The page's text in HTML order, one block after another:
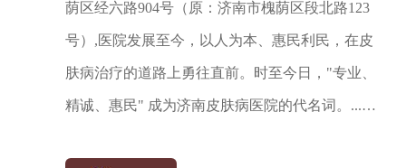
荫区经六路904号（原：济南市槐荫区段北路123
号）,医院发展至今，以人为本、惠民利民，在皮
肤病治疗的道路上勇往直前。时至今日，"专业、
精诚、惠民" 成为济南皮肤病医院的代名词。...…